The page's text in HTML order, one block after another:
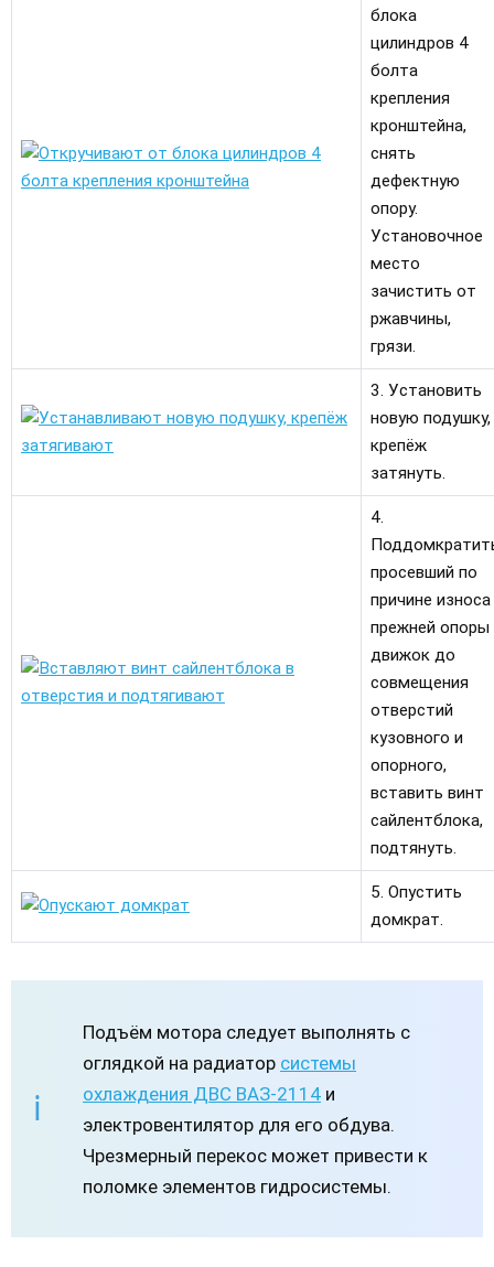
блока
цилиндров 4
болта
крепления
кронштейна,
снять
дефектную
опору.
Установочное
место
зачистить от
ржавчины,
грязи.
3. Установить
новую подушку,
крепёж
затянуть.
4.
просевший по
причине износа
прежней опоры
движок до
совмещения
отверстий
кузовного и
опорного,
вставить винт
сайлентблока,
подтянуть.
5. Опустить
домкрат.
Подъём мотора следует выполнять с
оглядкой на радиатор системы
охлаждения ДВС ВАЗ-2114 и
электровентилятор для его обдува.
Чрезмерный перекос может привести к
поломке элементов гидросистемы.